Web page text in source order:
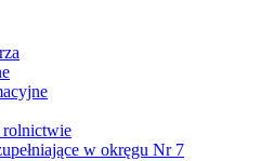
rolnictwie
w okręgu Nr 7